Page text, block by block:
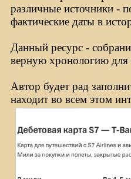
различные источники -
фактические даты в
Данный ресурс -
верную хронологию для
Автор будет рад
находит во всем этом